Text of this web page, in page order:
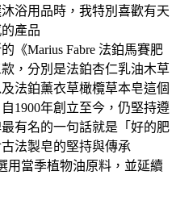
浴用品時，我特別喜歡有天
產品
《Marius Fabre 法鉑馬賽肥
，分別是法鉑杏仁乳油木草
法鉑薰衣草橄欖草本皂這個
1900年創立至今，仍堅持遵
有名的一句話就是「好的肥
法製皂的堅持與傳承
用當季植物油原料，並延續